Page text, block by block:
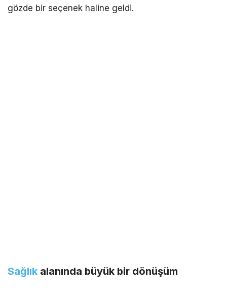
gözde bir seçenek haline geldi.
Sağlık alanında büyük bir dönüşüm